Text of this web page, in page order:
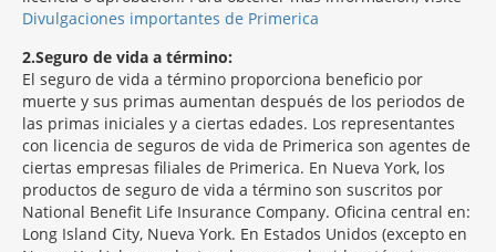
Divulgaciones importantes de Primerica
2 Seguro de vida a término:
El seguro de vida a término proporciona beneficio por
muerte y sus primas aumentan después de los periodos de
las primas iniciales y a ciertas edades. Los representantes
con licencia de seguros de vida de Primerica son agentes de
ciertas empresas filiales de Primerica. En Nueva York, los
productos de seguro de vida a término son suscritos por
National Benefit Life Insurance Company. Oficina central en:
Long Island City, Nueva York. En Estados Unidos (excepto en